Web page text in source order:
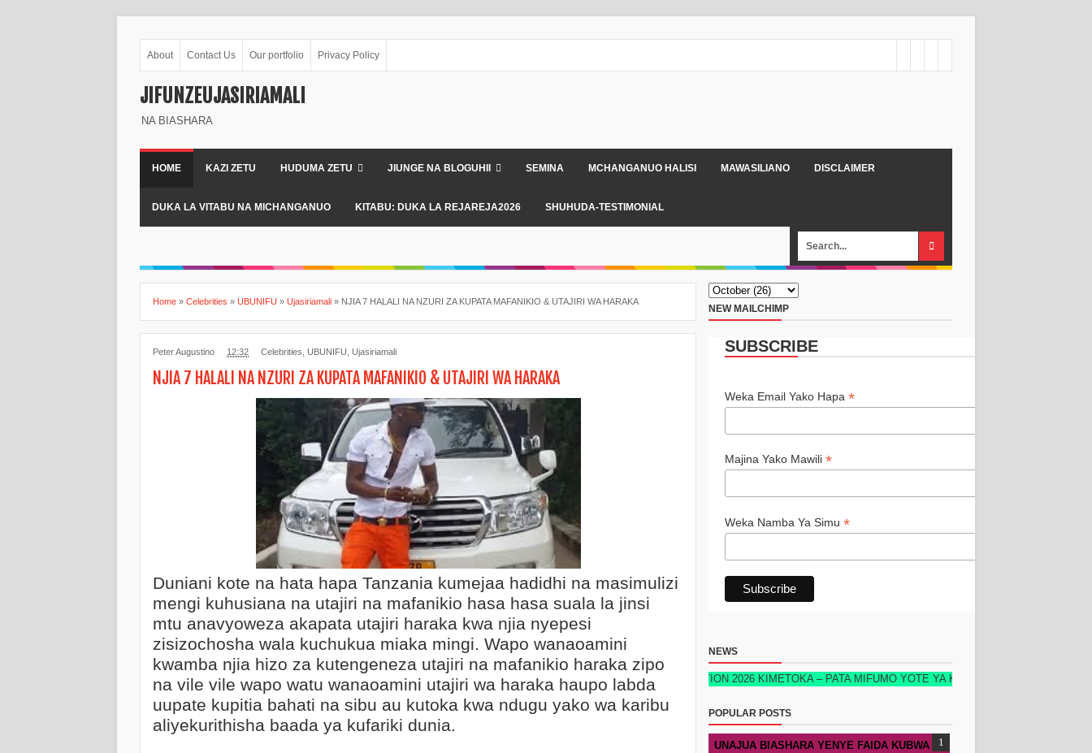
About Contact Us Our portfolio Privacy Policy
JIFUNZEUJASIRIAMALI
NA BIASHARA
HOME KAZI ZETU HUDUMA ZETU JIUNGE NA BLOGUHII SEMINA MCHANGANUO HALISI MAWASILIANO DISCLAIMER
DUKA LA VITABU NA MICHANGANUO KITABU: DUKA LA REJAREJA2026 SHUHUDA-TESTIMONIAL
Home » Celebrities » UBUNIFU » Ujasiriamali » NJIA 7 HALALI NA NZURI ZA KUPATA MAFANIKIO & UTAJIRI WA HARAKA
Peter Augustino 12:32 Celebrities UBUNIFU Ujasiriamali
NJIA 7 HALALI NA NZURI ZA KUPATA MAFANIKIO & UTAJIRI WA HARAKA
Duniani kote na hata hapa Tanzania kumejaa hadidhi na masimulizi
mengi kuhusiana na utajiri na mafanikio hasa hasa suala la jinsi
mtu anavyoweza akapata utajiri haraka kwa njia nyepesi
zisizochosha wala kuchukua miaka mingi. Wapo wanaoamini
kwamba njia hizo za kutengeneza utajiri na mafanikio haraka zipo
na vile vile wapo watu wanaoamini utajiri wa haraka haupo labda
uupate kupitia bahati na sibu au kutoka kwa ndugu yako wa karibu
aliyekurithisha baada ya kufariki dunia.
NEW MAILCHIMP
SUBSCRIBE
Weka Email Yako Hapa *
Majina Yako Mawili *
Weka Namba Ya Simu *
NEWS
KITABU: SIRI YA MAFANIKIO YA BIASHARA DUKA LA REJAREJA NEW TECH EDITION 2026 KIMETOKA – PATA MIFUMO YOTE YA KUFUATILIA MAUZO, STOKU,
POPULAR POSTS
UNAJUA BIASHARA YENYE FAIDA KUBWA